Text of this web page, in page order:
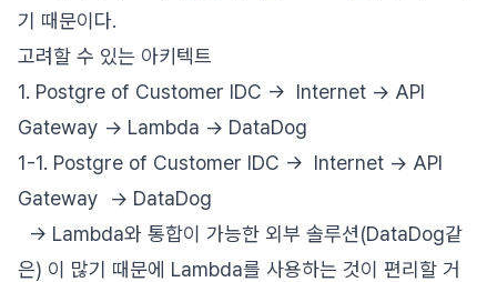
기 때문이다.
고려할 수 있는 아키텍트
1. Postgre of Customer IDC -> Internet -> API
Gateway -> Lambda -> DataDog
1-1. Postgre of Customer IDC -> Internet -> API
Gateway -> DataDog
-> Lambda와 통합이 가능한 외부 솔루션(DataDog같
은) 이 많기 때문에 Lambda를 사용하는 것이 편리할 거